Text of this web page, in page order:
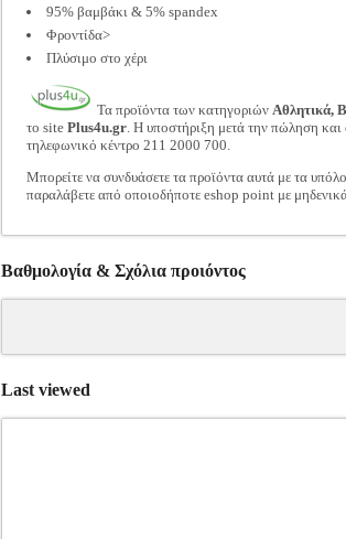
95% βαμβάκι & 5% spandex
Φροντίδα>
Πλύσιμο στο χέρι
Τα προϊόντα των κατηγοριών Αθλητικά,
το site Plus4u.gr. Η υποστήριξη μετά την πώληση και
τηλεφωνικό κέντρο 211 2000 700.
Μπορείτε να συνδυάσετε τα προϊόντα αυτά με τα
παραλάβετε από οποιοδήποτε eshop point με
Βαθμολογία & Σχόλια προιόντος
Last viewed